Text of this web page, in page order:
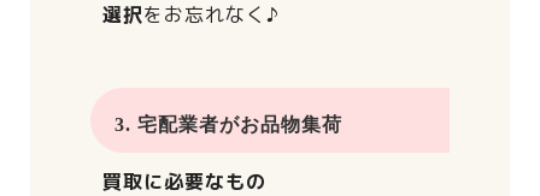
選択をお忘れなく♪
3. 宅配業者がお品物集荷
買取に必要なもの